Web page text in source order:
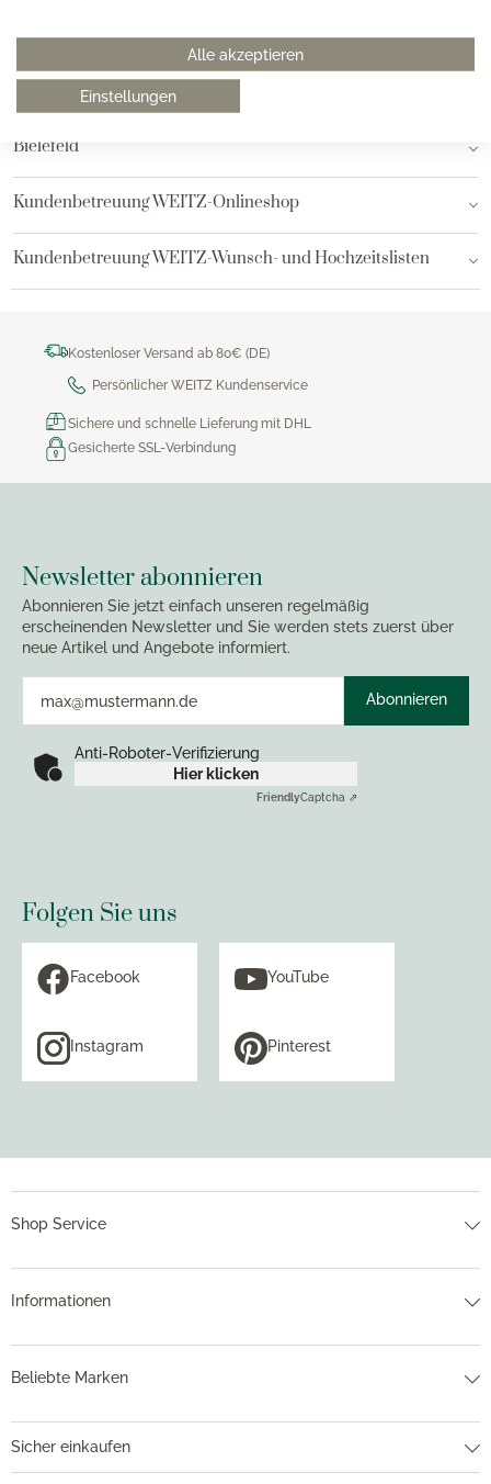
Alle akzeptieren
Einstellungen
Hamburg am Neuen Wall
Hamburg AEZ
Bielefeld
Kundenbetreuung WEITZ-Onlineshop
Kundenbetreuung WEITZ-Wunsch- und Hochzeitslisten
Kostenloser Versand ab 80€ (DE)
Persönlicher WEITZ Kundenservice
Sichere und schnelle Lieferung mit DHL
Gesicherte SSL-Verbindung
Newsletter abonnieren
Abonnieren Sie jetzt einfach unseren regelmäßig
erscheinenden Newsletter und Sie werden stets zuerst über
neue Artikel und Angebote informiert.
Abonnieren
Anti-Roboter-Verifizierung
Hier klicken
FriendlyCaptcha ⇗
Folgen Sie uns
Facebook YouTube
Instagram Pinterest
Shop Service
Informationen
Beliebte Marken
Sicher einkaufen